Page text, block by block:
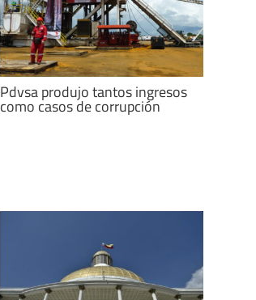
Pdvsa produjo tantos ingresos
como casos de corrupción